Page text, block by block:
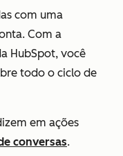
com uma
Com a
HubSpot, você
todo o ciclo de
em ações
conversas.